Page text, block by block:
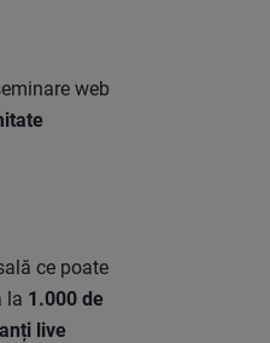
web
ce poate
la 1.000 de
live